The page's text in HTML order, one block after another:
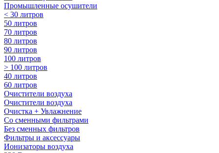
Промышленные осушители
< 30 литров
50 литров
70 литров
80 литров
90 литров
100 литров
> 100 литров
40 литров
60 литров
Очистители воздуха
Очистители воздуха
Очистка + Увлажнение
Cо сменными фильтрами
Без сменных фильтров
Фильтры и аксессуары
Ионизаторы воздуха